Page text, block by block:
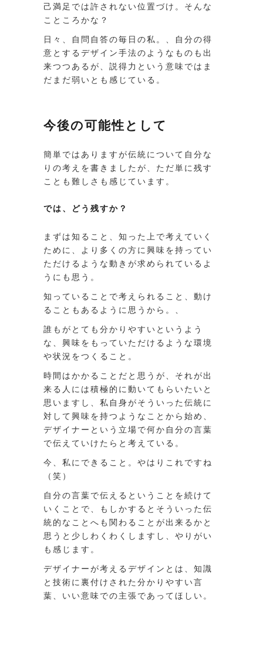
己満足では許されない位置づけ。そんな
こところかな？
日々、自問自答の毎日の私。、自分の得
意とするデザイン手法のようなものも出
来つつあるが、説得力という意味ではま
だまだ弱いとも感じている。
今後の可能性として
簡単ではありますが伝統について自分な
りの考えを書きましたが、ただ単に残す
ことも難しさも感じています。
では、どう残すか？
まずは知ること、知った上で考えていく
ために、より多くの方に興味を持ってい
ただけるような動きが求められているよ
うにも思う。
知っていることで考えられること、動け
ることもあるように思うから。、
誰もがとても分かりやすいというよう
な、興味をもっていただけるような環境
や状況をつくること。
時間はかかることだと思うが、それが出
来る人には積極的に動いてもらいたいと
思いますし、私自身がそういった伝統に
対して興味を持つようなことから始め、
デザイナーという立場で何か自分の言葉
で伝えていけたらと考えている。
今、私にできること。やはりこれですね
（笑）
自分の言葉で伝えるということを続けて
いくことで、もしかするとそういった伝
統的なことへも関わることが出来るかと
思うと少しわくわくしますし、やりがい
も感じます。
デザイナーが考えるデザインとは、知識
と技術に裏付けされた分かりやすい言
葉、いい意味での主張であってほしい。